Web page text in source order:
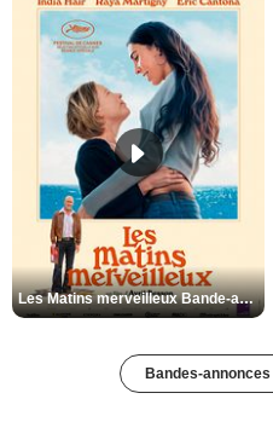
Les Matins merveilleux Bande-annonce VF
Bandes-